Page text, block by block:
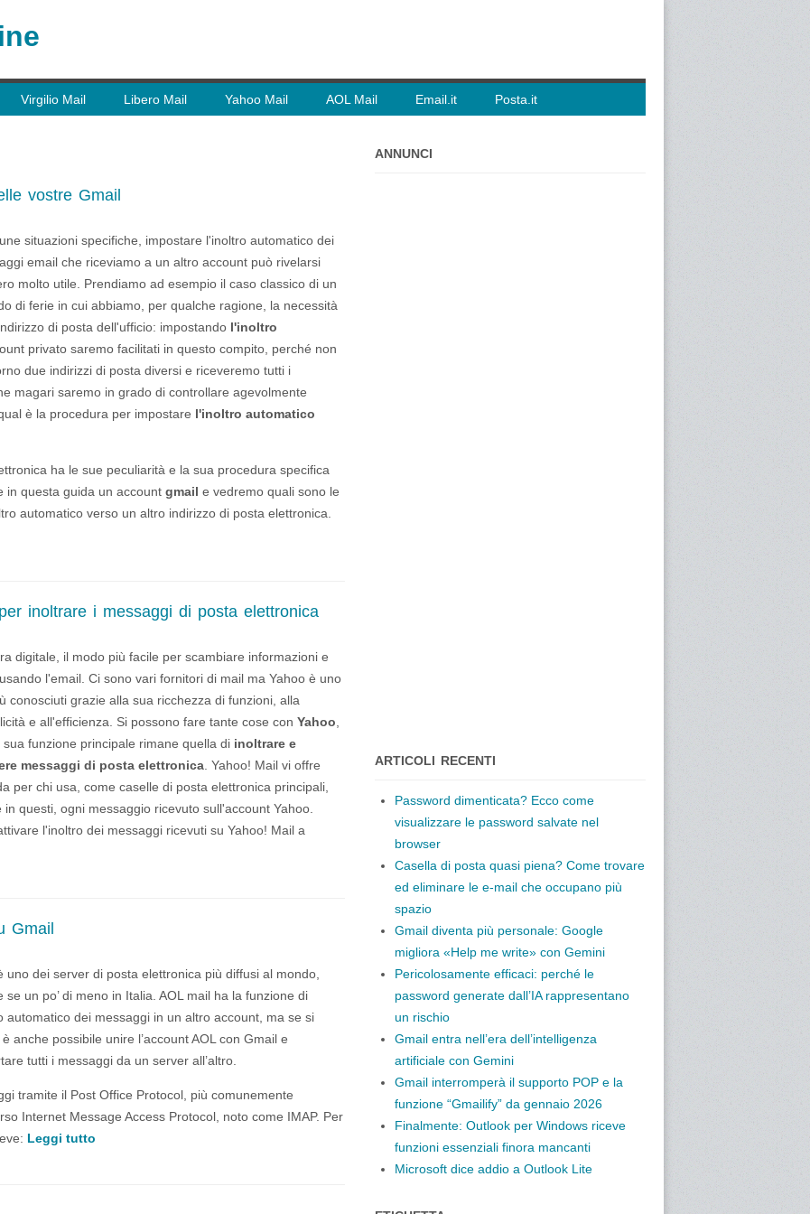
Virgilio Mail Libero Mail Yahoo Mail AOL Mail Email.it Posta.it
vostre Gmail
situazioni specifiche, impostare l'inoltro automatico dei
email che riceviamo a un altro account può rivelarsi
molto utile. Prendiamo ad esempio il caso classico di un
di ferie in cui abbiamo, per qualche ragione, la necessità
di posta dell'ufficio: impostando l'inoltro
privato saremo facilitati in questo compito, perché non
due indirizzi di posta diversi e riceveremo tutti i
magari saremo in grado di controllare agevolmente
è la procedura per impostare l'inoltro automatico
ha le sue peculiarità e la sua procedura specifica
in questa guida un account gmail e vedremo quali sono le
automatico verso un altro indirizzo di posta elettronica.
inoltrare i messaggi di posta elettronica
digitale, il modo più facile per scambiare informazioni e
l'email. Ci sono vari fornitori di mail ma Yahoo è uno
conosciuti grazie alla sua ricchezza di funzioni, alla
e all'efficienza. Si possono fare tante cose con Yahoo
sua funzione principale rimane quella di inoltrare e
messaggi di posta elettronica . Yahoo! Mail vi offre
per chi usa, come caselle di posta elettronica principali,
questi, ogni messaggio ricevuto sull'account Yahoo.
l'inoltro dei messaggi ricevuti su Yahoo! Mail a
Gmail
uno dei server di posta elettronica più diffusi al mondo,
se un po’ di meno in Italia. AOL mail ha la funzione di
automatico dei messaggi in un altro account, ma se si
anche possibile unire l’account AOL con Gmail e
tutti i messaggi da un server all’altro.
tramite il Post Office Protocol, più comunemente
Internet Message Access Protocol, noto come IMAP. Per
Leggi tutto
ANNUNCI
ARTICOLI RECENTI
Password dimenticata? Ecco come
visualizzare le password salvate nel
browser
Casella di posta quasi piena? Come trovare
ed eliminare le e-mail che occupano più
spazio
Gmail diventa più personale: Google
migliora «Help me write» con Gemini
Pericolosamente efficaci: perché le
password generate dall’IA rappresentano
un rischio
Gmail entra nell’era dell’intelligenza
artificiale con Gemini
Gmail interromperà il supporto POP e la
funzione “Gmailify” da gennaio 2026
Finalmente: Outlook per Windows riceve
funzioni essenziali finora mancanti
Microsoft dice addio a Outlook Lite